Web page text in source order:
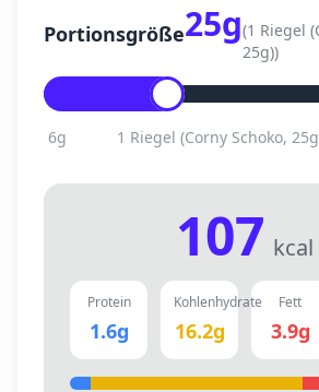
Portionsgröße25g(1 Riegel
25g))
6g 1 Riegel (Corny Schoko,
107 kcal
Protein
1.6g
Kohlenhydrate
16.2g
Fett
3.9g